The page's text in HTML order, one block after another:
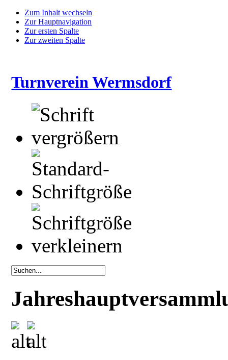
Zum Inhalt wechseln
Zur Hauptnavigation
Zur ersten Spalte
Zur zweiten Spalte
Turnverein Wermsdorf